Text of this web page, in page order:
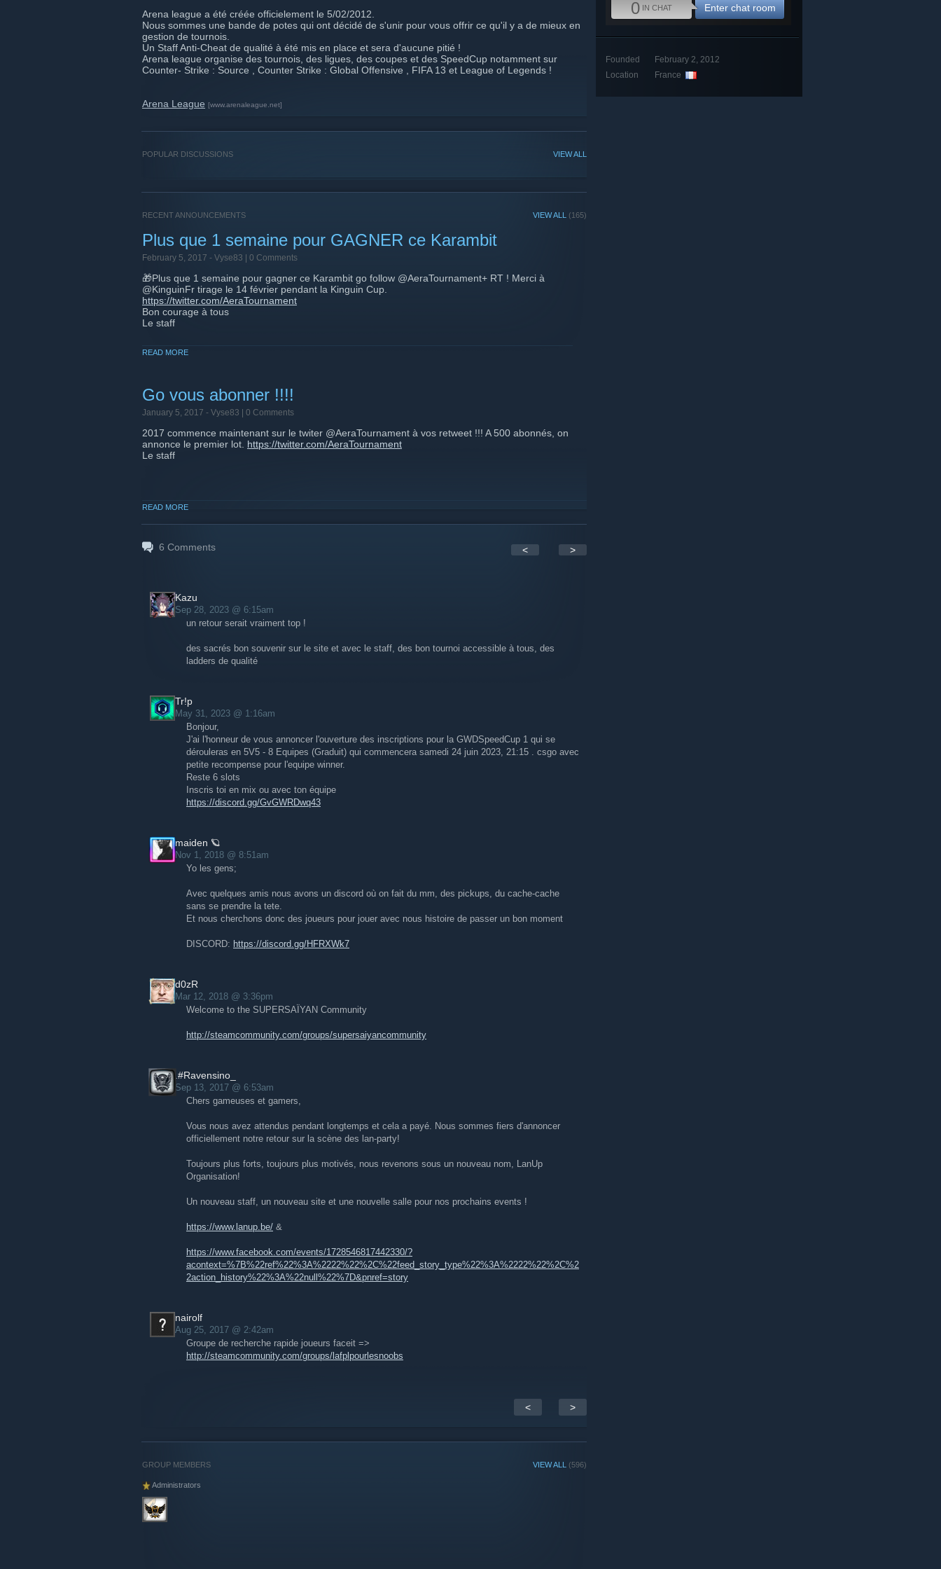
Arena league a été créée officielement le 5/02/2012.
Nous sommes une bande de potes qui ont décidé de s'unir pour vous offrir ce qu'il y a de mieux en
gestion de tournois.
Un Staff Anti-Cheat de qualité à été mis en place et sera d'aucune pitié !
Arena league organise des tournois, des ligues, des coupes et des SpeedCup notamment sur
Counter- Strike : Source , Counter Strike : Global Offensive , FIFA 13 et League of Legends !
Arena League [www.arenaleague.net]
VIEW ALL
POPULAR DISCUSSIONS
VIEW ALL (165)
RECENT ANNOUNCEMENTS
Plus que 1 semaine pour GAGNER ce Karambit
February 5, 2017 - Vyse83 | 0 Comments
🎁Plus que 1 semaine pour gagner ce Karambit go follow @AeraTournament+ RT ! Merci à
@KinguinFr tirage le 14 février pendant la Kinguin Cup.
https://twitter.com/AeraTournament
Bon courage à tous
Le staff
READ MORE
Go vous abonner !!!!
January 5, 2017 - Vyse83 | 0 Comments
2017 commence maintenant sur le twiter @AeraTournament à vos retweet !!! A 500 abonnés, on
annonce le premier lot. https://twitter.com/AeraTournament
Le staff
READ MORE
6 Comments < >
Kazu
Sep 28, 2023 @ 6:15am
un retour serait vraiment top !
des sacrés bon souvenir sur le site et avec le staff, des bon tournoi accessible à tous, des
ladders de qualité
Tr!p
May 31, 2023 @ 1:16am
Bonjour,
J'ai l'honneur de vous annoncer l'ouverture des inscriptions pour la GWDSpeedCup 1 qui se
dérouleras en 5V5 - 8 Equipes (Graduit) qui commencera samedi 24 juin 2023, 21:15 . csgo avec
petite recompense pour l'equipe winner.
Reste 6 slots
Inscris toi en mix ou avec ton équipe
https://discord.gg/GvGWRDwq43
maiden 🪐
Nov 1, 2018 @ 8:51am
Yo les gens;
Avec quelques amis nous avons un discord où on fait du mm, des pickups, du cache-cache
sans se prendre la tete.
Et nous cherchons donc des joueurs pour jouer avec nous histoire de passer un bon moment
DISCORD: https://discord.gg/HFRXWk7
d0zR
Mar 12, 2018 @ 3:36pm
Welcome to the SUPERSAÏYAN Community
http://steamcommunity.com/groups/supersaiyancommunity
.#Ravensino_
Sep 13, 2017 @ 6:53am
Chers gameuses et gamers,
Vous nous avez attendus pendant longtemps et cela a payé. Nous sommes fiers d'annoncer
officiellement notre retour sur la scène des lan-party!
Toujours plus forts, toujours plus motivés, nous revenons sous un nouveau nom, LanUp
Organisation!
Un nouveau staff, un nouveau site et une nouvelle salle pour nos prochains events !
https://www.lanup.be/ &
https://www.facebook.com/events/1728546817442330/?
acontext=%7B%22ref%22%3A%2222%22%2C%22feed_story_type%22%3A%2222%22%2C%2
2action_history%22%3A%22null%22%7D&pnref=story
nairolf
Aug 25, 2017 @ 2:42am
Groupe de recherche rapide joueurs faceit =>
http://steamcommunity.com/groups/lafplpourlesnoobs
< >
VIEW ALL (596)
GROUP MEMBERS
Administrators
0 IN CHAT Enter chat room
Founded
February 2, 2012
Location
France